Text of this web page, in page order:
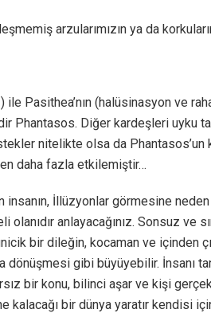
arzularımızın ya da
Pasithea’nın (halüsinasyon ve
Phantasos. Diğer kardeşleri uyku
nitelikte olsa da Phantasos’un
daha fazla etkilemiştir…
insanın, İllüzyonlar görmesine
olanıdır anlayacağınız. Sonsuz ve
bir dileğin, kocaman ve içinden
dönüşmesi gibi büyüyebilir. İnsanı
bir konu, bilinci aşar ve kişi
kalacağı bir dünya yaratır kendisi